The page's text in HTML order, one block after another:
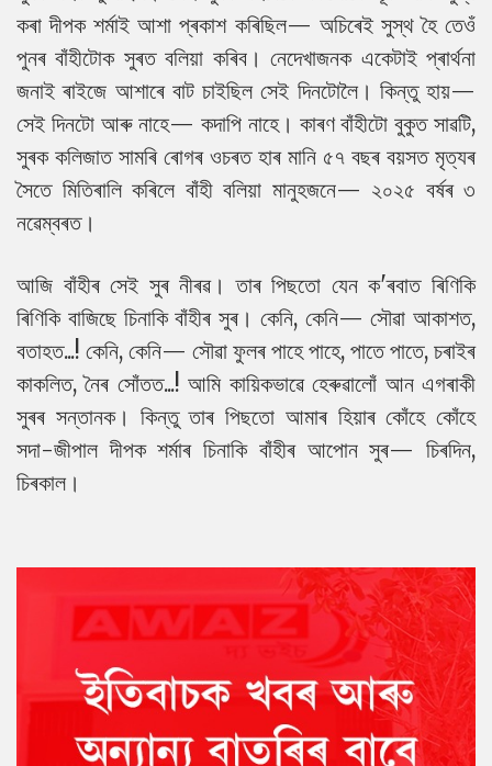
কৰা দীপক শৰ্মাই আশা প্ৰকাশ কৰিছিল— অচিৰেই সুস্থ হৈ তেওঁ
পুনৰ বাঁহীটোক সুৰত বলিয়া কৰিব। নেদেখাজনক একেটাই প্ৰাৰ্থনা
জনাই ৰাইজে আশাৰে বাট চাইছিল সেই দিনটোলৈ। কিন্তু হায়—
সেই দিনটো আৰু নাহে— কদাপি নাহে। কাৰণ বাঁহীটো বুকুত সাৱটি,
সুৰক কলিজাত সামৰি ৰোগৰ ওচৰত হাৰ মানি ৫৭ বছৰ বয়সত মৃত্যৰ
সৈতে মিতিৰালি কৰিলে বাঁহী বলিয়া মানুহজনে— ২০২৫ বৰ্ষৰ ৩
নৱেম্বৰত।
আজি বাঁহীৰ সেই সুৰ নীৰৱ। তাৰ পিছতো যেন ক'ৰবাত ৰিণিকি
ৰিণিকি বাজিছে চিনাকি বাঁহীৰ সুৰ। কেনি, কেনি— সৌৱা আকাশত,
বতাহত...! কেনি, কেনি— সৌৱা ফুলৰ পাহে পাহে, পাতে পাতে, চৰাইৰ
কাকলিত, নৈৰ সোঁতত...! আমি কায়িকভাৱে হেৰুৱালোঁ আন এগৰাকী
সুৰৰ সন্তানক। কিন্তু তাৰ পিছতো আমাৰ হিয়াৰ কোঁহে কোঁহে
সদা-জীপাল দীপক শৰ্মাৰ চিনাকি বাঁহীৰ আপোন সুৰ— চিৰদিন,
চিৰকাল।